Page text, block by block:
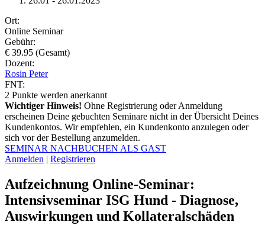
Ort:
Online Seminar
Gebühr:
€ 39.95 (Gesamt)
Dozent:
Rosin Peter
FNT:
2 Punkte werden anerkannt
Wichtiger Hinweis! Ohne Registrierung oder Anmeldung
erscheinen Deine gebuchten Seminare nicht in der Übersicht Deines
Kundenkontos. Wir empfehlen, ein Kundenkonto anzulegen oder
sich vor der Bestellung anzumelden.
SEMINAR NACHBUCHEN ALS GAST
Anmelden | Registrieren
Aufzeichnung Online-Seminar:
Intensivseminar ISG Hund - Diagnose,
Auswirkungen und Kollateralschäden